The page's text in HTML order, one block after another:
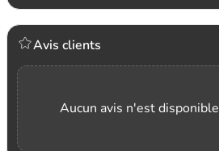
Avis clients
Aucun avis n'est